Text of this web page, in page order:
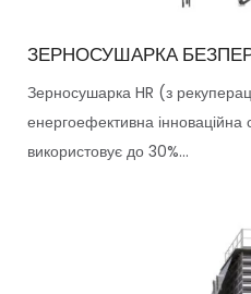
ЗЕРНОСУШАРКА
Зерносушарка HR (з
енергоефективна
використовує до 30%...